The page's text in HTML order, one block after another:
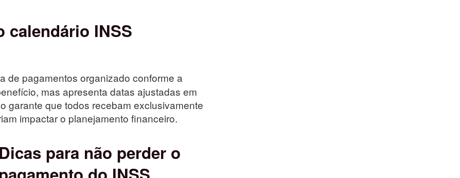
calendário INSS
de pagamentos organizado conforme a
mas apresenta datas ajustadas em
garante que todos recebam exclusivamente
impactar o planejamento financeiro.
Dicas para não perder o